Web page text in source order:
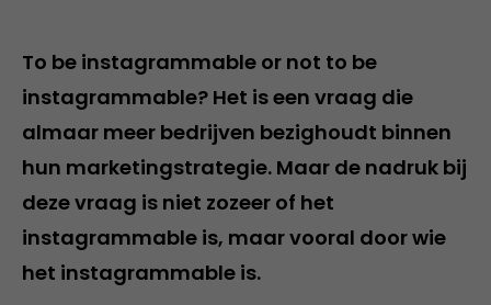
To be instagrammable or not to be
instagrammable? Het is een vraag die
almaar meer bedrijven bezighoudt binnen
hun marketingstrategie. Maar de nadruk bij
deze vraag is niet zozeer of het
instagrammable is, maar vooral door wie
het instagrammable is.